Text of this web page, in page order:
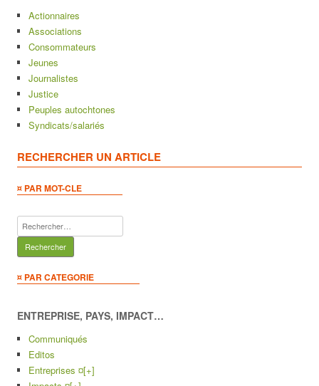
Actionnaires
Associations
Consommateurs
Jeunes
Journalistes
Justice
Peuples autochtones
Syndicats/salariés
RECHERCHER UN ARTICLE
¤ PAR MOT-CLE
Rechercher :
¤ PAR CATEGORIE
ENTREPRISE, PAYS, IMPACT…
Communiqués
Editos
Entreprises ¤[+]